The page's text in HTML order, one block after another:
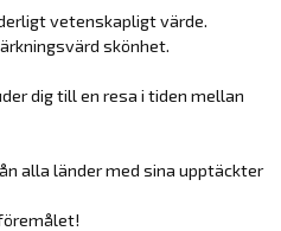
vetenskapligt värde.
skönhet.
dig till en resa i tiden mellan
alla länder med sina upptäckter